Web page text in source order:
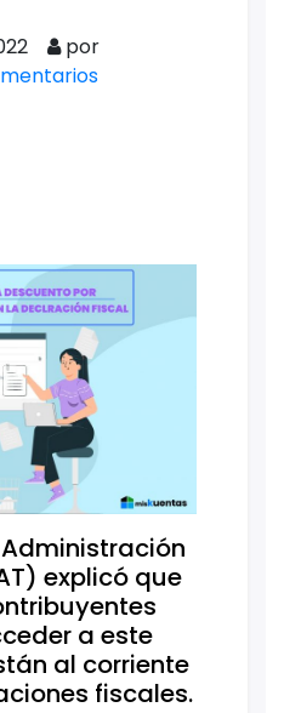
por
Administración
explicó que
a este
al corriente
fiscales.